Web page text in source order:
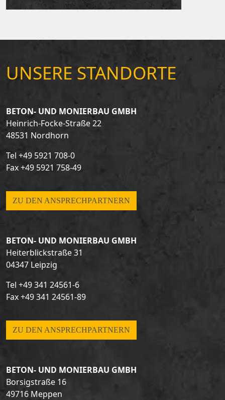
UNSERE STANDORTE
BETON- UND MONIERBAU GMBH
Heinrich-Focke-Straße 22
48531 Nordhorn
Tel +49 5921 708-0
Fax +49 5921 758-49
ZU DEN ANSPRECHPARTNERN
BETON- UND MONIERBAU GMBH
Heiterblickstraße 31
04347 Leipzig
Tel +49 341 24561-6
Fax +49 341 24561-89
ZU DEN ANSPRECHPARTNERN
BETON- UND MONIERBAU GMBH
Borsigstraße 16
49716 Meppen